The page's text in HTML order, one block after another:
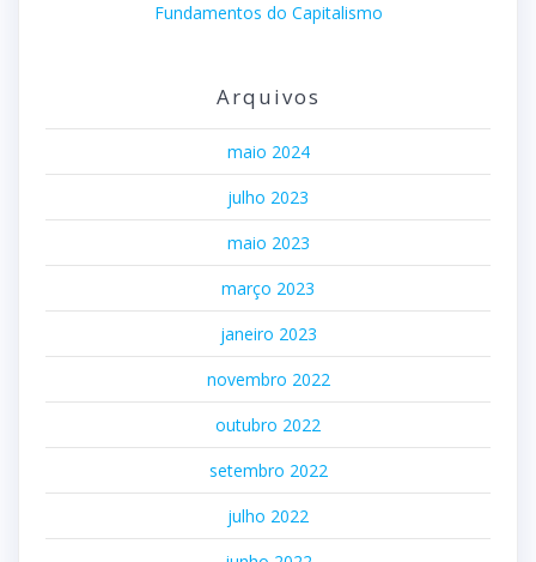
Fundamentos do Capitalismo
Arquivos
maio 2024
julho 2023
maio 2023
março 2023
janeiro 2023
novembro 2022
outubro 2022
setembro 2022
julho 2022